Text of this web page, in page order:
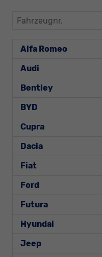
Fahrzeugnr.
Alfa Romeo
Audi
Bentley
BYD
Cupra
Dacia
Fiat
Ford
Futura
Hyundai
Jeep